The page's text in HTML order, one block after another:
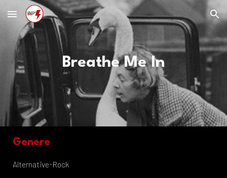
Skip to main content Skip to navigation
Breathe Me In
Genere
Alternative-Rock